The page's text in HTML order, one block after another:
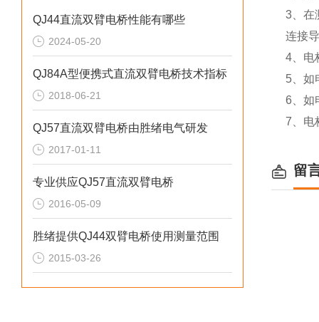
QJ44直流双臂电桥性能有哪些
2024-05-20
QJ84A型便携式直流双臂电桥技术指标
2018-06-21
QJ57直流双臂电桥由胜绪电气研发
2017-01-11
专业供应QJ57直流双臂电桥
2016-05-09
胜绪提供QJ44双臂电桥使用测量范围
2015-03-26
3、在
连接
4、电
5、如
6、如
7、电
留